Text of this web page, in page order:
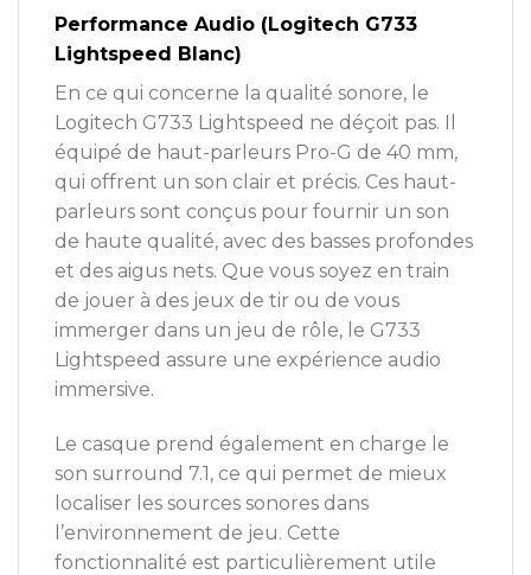
Performance Audio (Logitech G733
Lightspeed Blanc)
En ce qui concerne la qualité sonore, le
Logitech G733 Lightspeed ne déçoit pas. Il
équipé de haut-parleurs Pro-G de 40 mm,
qui offrent un son clair et précis. Ces haut-
parleurs sont conçus pour fournir un son
de haute qualité, avec des basses profondes
et des aigus nets. Que vous soyez en train
de jouer à des jeux de tir ou de vous
immerger dans un jeu de rôle, le G733
Lightspeed assure une expérience audio
immersive.
Le casque prend également en charge le
son surround 7.1, ce qui permet de mieux
localiser les sources sonores dans
l’environnement de jeu. Cette
fonctionnalité est particulièrement utile